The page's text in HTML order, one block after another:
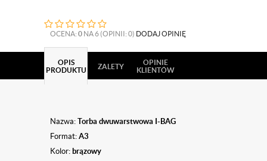
OCENA: 0 NA 6 (OPINII: 0) DODAJ OPINIĘ
OPIS
PRODUKTU
ZALETY
OPINIE
KLIENTÓW
Nazwa: Torba dwuwarstwowa I-BAG
Format: A3
Kolor: brązowy